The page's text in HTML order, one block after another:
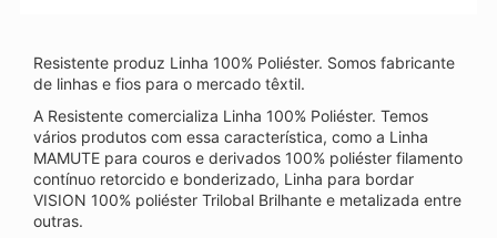
Resistente produz Linha 100% Poliéster. Somos fabricante
de linhas e fios para o mercado têxtil.
A Resistente comercializa Linha 100% Poliéster. Temos
vários produtos com essa característica, como a Linha
MAMUTE para couros e derivados 100% poliéster filamento
contínuo retorcido e bonderizado, Linha para bordar
VISION 100% poliéster Trilobal Brilhante e metalizada entre
outras.